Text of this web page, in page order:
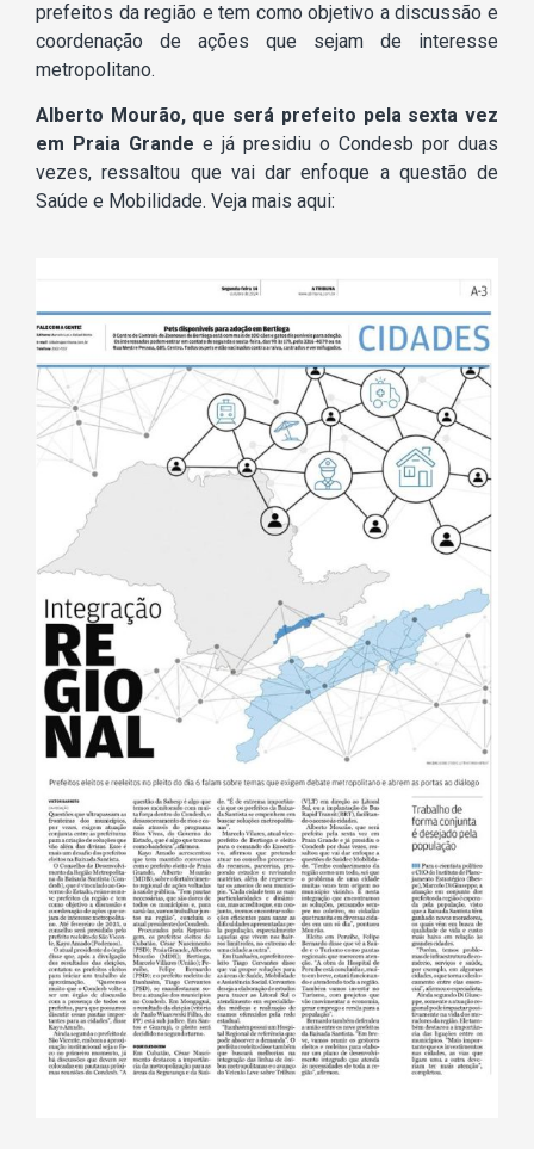
prefeitos da região e tem como objetivo a discussão e
coordenação de ações que sejam de interesse
metropolitano.
Alberto Mourão, que será prefeito pela sexta vez
em Praia Grande e já presidiu o Condesb por duas
vezes, ressaltou que vai dar enfoque a questão de
Saúde e Mobilidade. Veja mais aqui: